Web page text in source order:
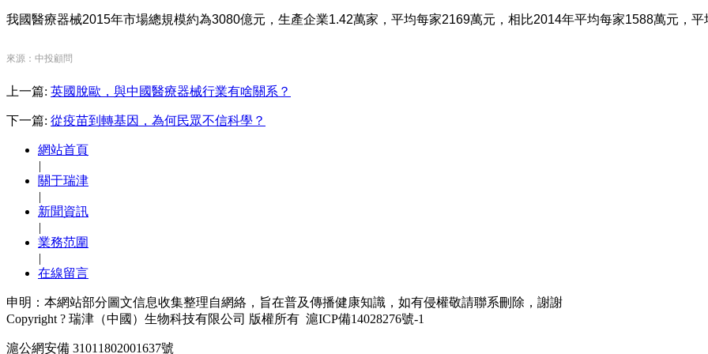
我國醫療器械2015年市場總規模約為3080億元，生產企業1.42萬家，平均每家2169萬元，相比2014年平均每家1588萬元，平
來源：中投顧問
上一篇: 英國脫歐，與中國醫療器械行業有啥關系？
下一篇: 從疫苗到轉基因，為何民眾不信科學？
網站首頁
|
關于瑞津
|
新聞資訊
|
業務范圍
|
在線留言
申明：本網站部分圖文信息收集整理自網絡，旨在普及傳播健康知識，如有侵權敬請聯系刪除，謝謝
Copyright ? 瑞津（中國）生物科技有限公司 版權所有 滬ICP備14028276號-1
滬公網安備 31011802001637號